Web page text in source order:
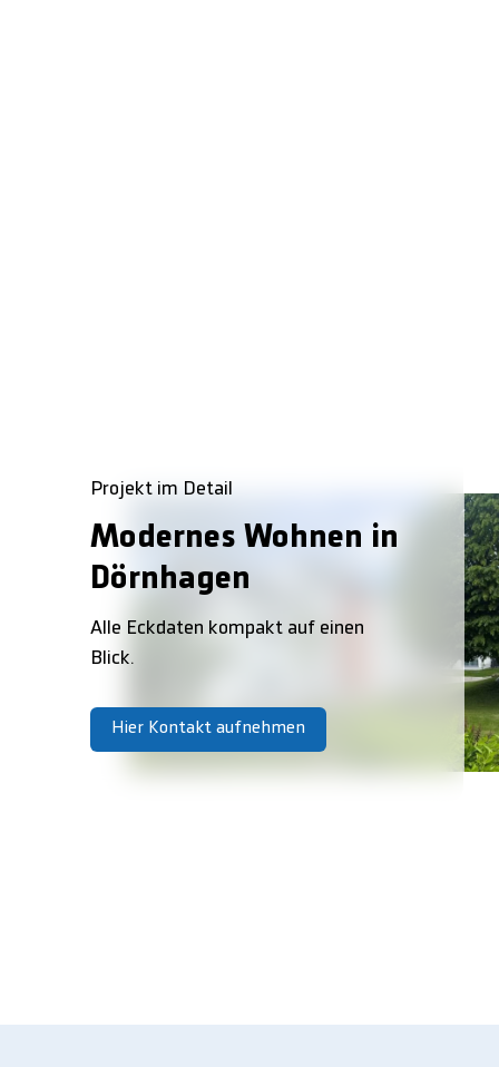
Projekt im Detail
Modernes Wohnen in
Dörnhagen
Alle Eckdaten kompakt auf einen
Blick.
Hier Kontakt aufnehmen